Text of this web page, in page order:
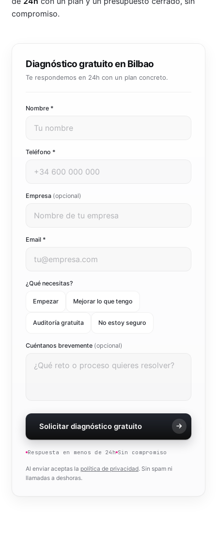
compromiso.
Diagnóstico gratuito en Bilbao
Te respondemos en 24h con un plan concreto.
Nombre *
Teléfono *
Empresa (opcional)
Email *
¿Qué necesitas?
Empezar Mejorar lo que tengo
Auditoría gratuita No estoy seguro
Cuéntanos brevemente (opcional)
Solicitar diagnóstico gratuito
Respuesta en menos de 24h Sin compromiso
Al enviar aceptas la política de privacidad. Sin spam ni
llamadas a deshoras.